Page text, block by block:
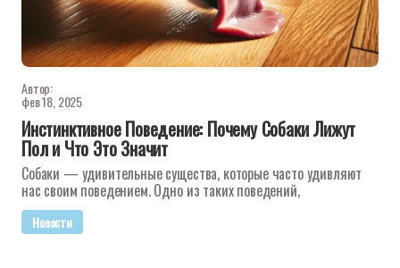
Автор:
фев 18, 2025
Инстинктивное Поведение: Почему Собаки Лижут
Пол и Что Это Значит
Собаки — удивительные существа, которые часто удивляют
нас своим поведением. Одно из таких поведений,
Новости